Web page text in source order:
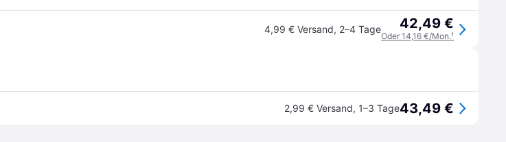
4,99 € Versand, 2–4 Tage 42,49 €
Oder 14,16 €/Mon.¹
2,99 € Versand, 1–3 Tage43,49 €